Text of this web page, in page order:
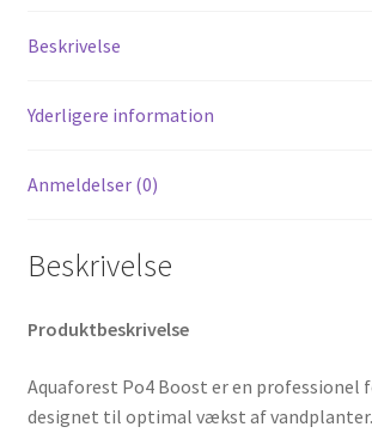
Beskrivelse
Yderligere information
Anmeldelser (0)
Beskrivelse
Produktbeskrivelse
Aquaforest Po4 Boost er en professionel
designet til optimal vækst af